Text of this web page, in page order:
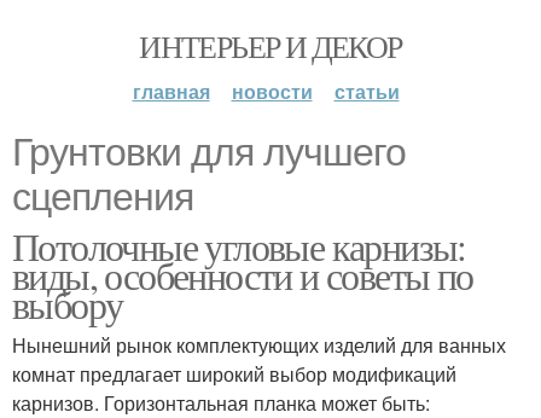
ИНТЕРЬЕР И ДЕКОР
главная новости статьи
Грунтовки для лучшего
сцепления
Потолочные угловые карнизы:
виды, особенности и советы по
выбору
Нынешний рынок комплектующих изделий для ванных
комнат предлагает широкий выбор модификаций
карнизов. Горизонтальная планка может быть: